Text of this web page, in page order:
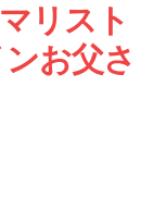
リスト
お父さ